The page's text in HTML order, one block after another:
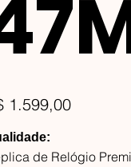
1.599,00
de Relógio